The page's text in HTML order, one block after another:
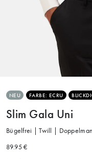
NEU FARBE: ECRU
Slim Gala Uni
Bügelfrei | Twill |
89.95 €